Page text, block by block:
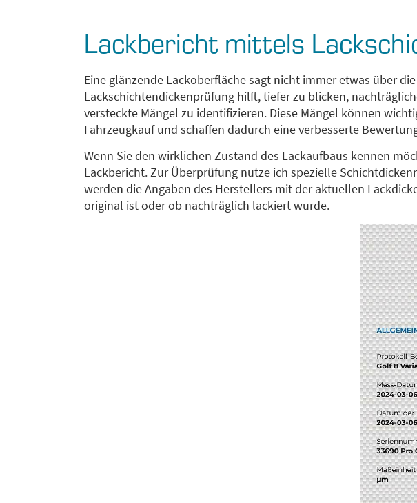
Lackbericht mittels
Eine glänzende Lackoberfläche sagt nicht immer etwas über
Lackschichtendickenprüfung hilft, tiefer zu blicken,
versteckte Mängel zu identifizieren. Diese Mängel können
Fahrzeugkauf und schaffen dadurch eine verbesserte
Wenn Sie den wirklichen Zustand des Lackaufbaus kennen
Lackbericht. Zur Überprüfung nutze ich spezielle
werden die Angaben des Herstellers mit der aktuellen
original ist oder ob nachträglich lackiert wurde.